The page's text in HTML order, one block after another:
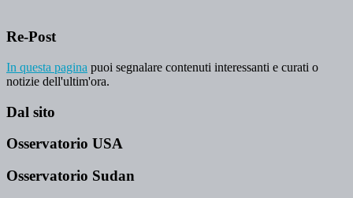
Re-Post
In questa pagina puoi segnalare contenuti interessanti e curati o
notizie dell'ultim'ora.
Dal sito
Osservatorio USA
Osservatorio Sudan